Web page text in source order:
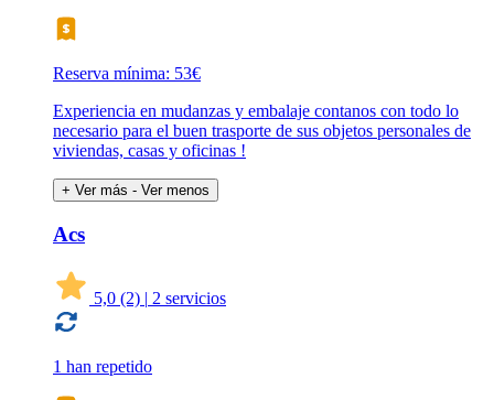
Reserva mínima: 53€
Experiencia en mudanzas y embalaje contanos con todo lo
necesario para el buen trasporte de sus objetos personales de
viviendas, casas y oficinas !
+ Ver más - Ver menos
Acs
5,0 (2) | 2 servicios
1 han repetido